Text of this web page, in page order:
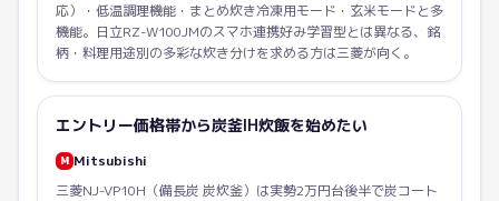
応）・低温調理機能・まとめ炊き冷凍用モード・玄米モードと多
機能。日立RZ-W100JMのスマホ連携好み学習型とは異なる、銘
柄・料理用途別の多彩な炊き分けを求める方は三菱が向く。
エントリー価格帯から炭釜IH炊飯を始めたい
M Mitsubishi
三菱NJ-VP10H（備長炭 炭炊釜）は実勢2万円台後半で炭コート